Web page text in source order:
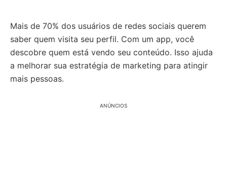
Mais de 70% dos usuários de redes sociais querem
saber quem visita seu perfil. Com um app, você
descobre quem está vendo seu conteúdo. Isso ajuda
a melhorar sua estratégia de marketing para atingir
mais pessoas.
ANÚNCIOS